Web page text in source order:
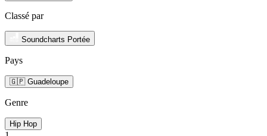
Classé par
Soundcharts Portée
Pays
🇬🇵 Guadeloupe
Genre
Hip Hop